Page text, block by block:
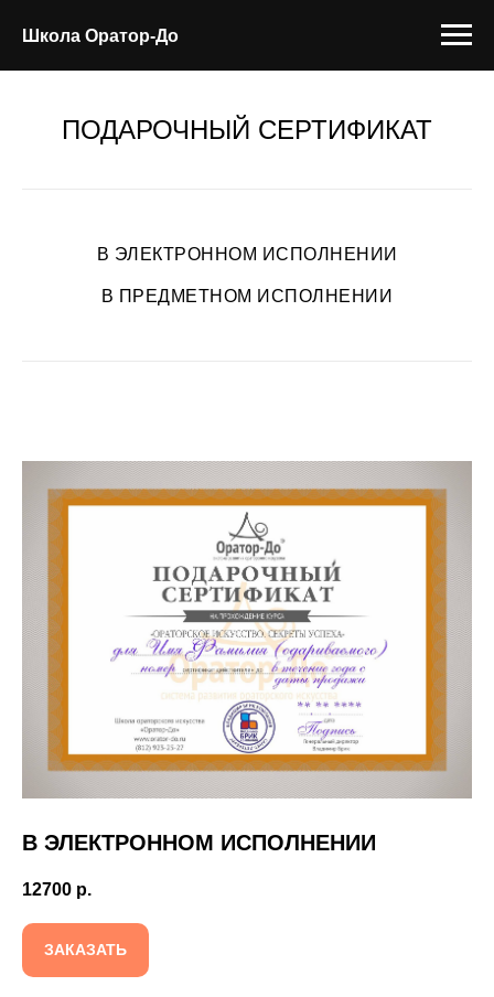
Школа Оратор-До
ПОДАРОЧНЫЙ СЕРТИФИКАТ
В ЭЛЕКТРОННОМ ИСПОЛНЕНИИ
В ПРЕДМЕТНОМ ИСПОЛНЕНИИ
В ЭЛЕКТРОННОМ ИСПОЛНЕНИИ
12700 р.
ЗАКАЗАТЬ